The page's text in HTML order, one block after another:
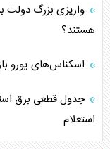
واریزی بزرگ دولت
هستند؟
اسکناس‌های یورو
استعلام